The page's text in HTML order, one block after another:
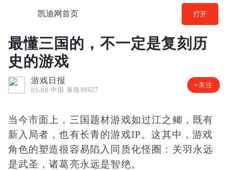
凯迪网首页 打开
最懂三国的，不一定是复刻历
史的游戏
游戏日报
05-08 中国 展现98627
+关注
当今市面上，三国题材游戏如过江之鲫，既有
新入局者，也有长青的游戏IP。这其中，游戏
角色的塑造很容易陷入同质化怪圈：关羽永远
是武圣，诸葛亮永远是智绝。